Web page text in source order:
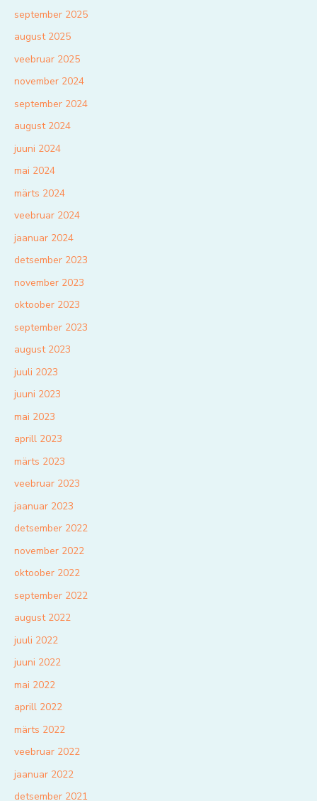
september 2025
august 2025
veebruar 2025
november 2024
september 2024
august 2024
juuni 2024
mai 2024
märts 2024
veebruar 2024
jaanuar 2024
detsember 2023
november 2023
oktoober 2023
september 2023
august 2023
juuli 2023
juuni 2023
mai 2023
aprill 2023
märts 2023
veebruar 2023
jaanuar 2023
detsember 2022
november 2022
oktoober 2022
september 2022
august 2022
juuli 2022
juuni 2022
mai 2022
aprill 2022
märts 2022
veebruar 2022
jaanuar 2022
detsember 2021